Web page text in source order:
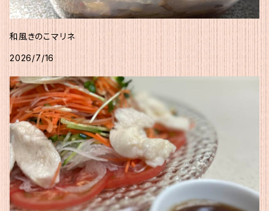
和風きのこマリネ
2026/7/16